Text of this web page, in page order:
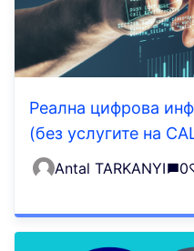
Реална цифрова
(без услугите на
Antal TARKANYI 0